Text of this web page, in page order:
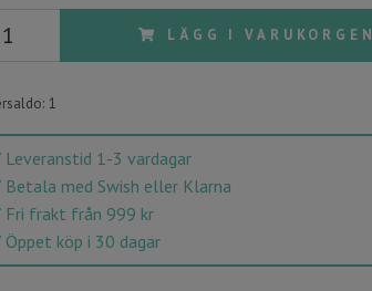
LÄGG I VARUKORGEN
1
Leveranstid 1-3 vardagar
Betala med Swish eller Klarna
Fri frakt från 999 kr
Öppet köp i 30 dagar